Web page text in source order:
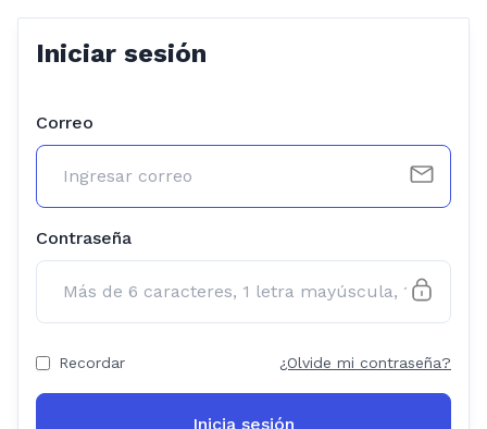
Iniciar sesión
Correo
Contraseña
Recordar ¿Olvide mi contraseña?